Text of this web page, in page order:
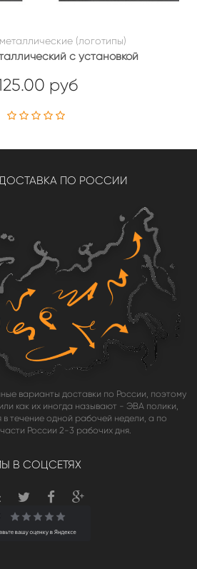
(логотипы)
с установкой
руб
ПО РОССИИ
варианты доставки по России, поэтому
как их иногда называют - ЭВА полики,
течение одной рабочей недели, а по
России 2-3 рабочих дня.
В СОЦСЕТЯХ